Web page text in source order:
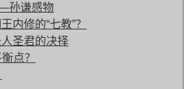
孙谦感物
内修的“七教”？
人圣君的决择
点？